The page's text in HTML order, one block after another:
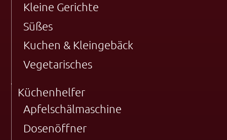
Kleine Gerichte
Süßes
Kuchen & Kleingebäck
Vegetarisches
Küchenhelfer
Apfelschälmaschine
Dosenöffner